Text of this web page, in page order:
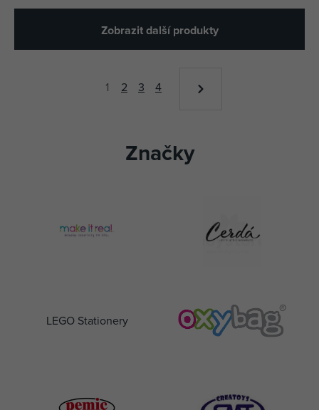
Zobrazit další produkty
1 2 3 4
Značky
LEGO Stationery